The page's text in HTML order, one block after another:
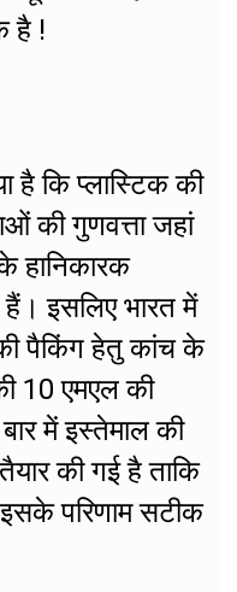
है !
है कि प्लास्टिक की
की गुणवत्ता जहां
हानिकारक
इसलिए भारत में
की पैकिंग हेतु कांच के
10 एमएल की
में इस्तेमाल की
की गई है ताकि
परिणाम सटीक